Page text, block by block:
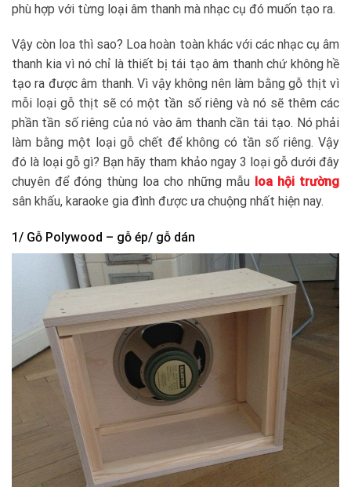
phù hợp với từng loại âm thanh mà nhạc cụ đó muốn tạo ra.
Vậy còn loa thì sao? Loa hoàn toàn khác với các nhạc cụ âm
thanh kia vì nó chỉ là thiết bị tái tạo âm thanh chứ không hề
tạo ra được âm thanh. Vì vậy không nên làm bằng gỗ thịt vì
mỗi loại gỗ thịt sẽ có một tần số riêng và nó sẽ thêm các
phần tần số riêng của nó vào âm thanh cần tái tạo. Nó phải
làm bằng một loại gỗ chết để không có tần số riêng. Vậy
đó là loại gỗ gì? Bạn hãy tham khảo ngay 3 loại gỗ dưới đây
chuyên để đóng thùng loa cho những mẫu loa hội trường
sân khấu, karaoke gia đình được ưa chuộng nhất hiện nay.
1/ Gỗ Polywood – gỗ ép/ gỗ dán